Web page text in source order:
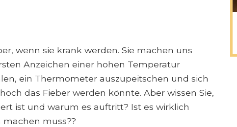
wenn sie krank werden. Sie machen uns
Anzeichen einer hohen Temperatur
ein Thermometer auszupeitschen und sich
das Fieber werden könnte. Aber wissen Sie,
ist und warum es auftritt? Ist es wirklich
muss??